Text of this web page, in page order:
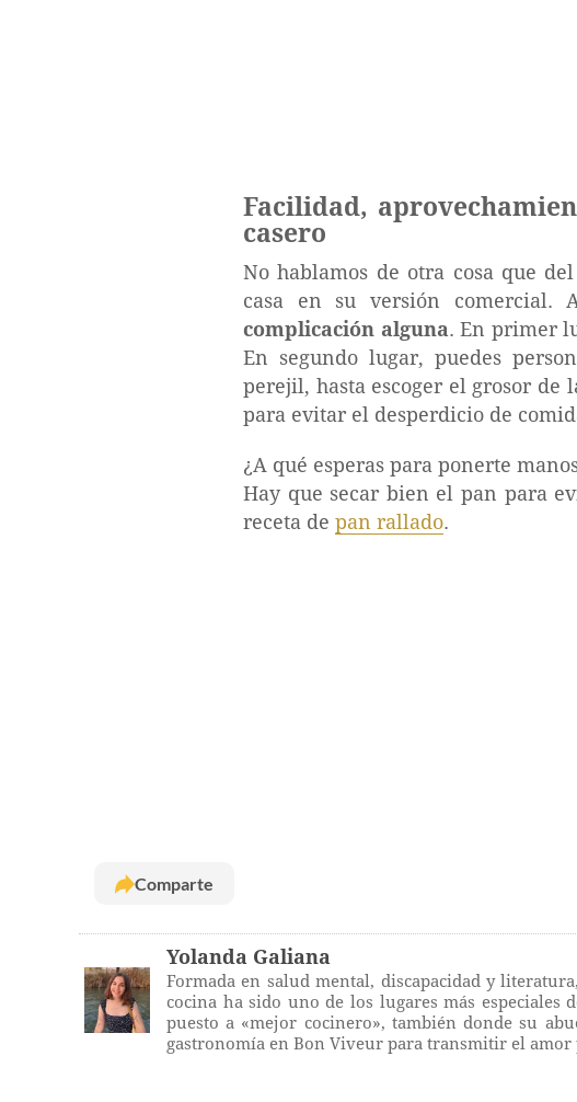
Facilidad,
casero
No hablamos de otra cosa que
casa en su versión comercial.
complicación alguna. En primer
En segundo lugar, puedes
perejil, hasta escoger el grosor de
para evitar el desperdicio de
¿A qué esperas para ponerte
Hay que secar bien el pan para
receta de pan rallado.
Comparte
Yolanda Galiana
Formada en salud mental, discapacidad y
cocina ha sido uno de los lugares más especiales
puesto a «mejor cocinero», también donde su
gastronomía en Bon Viveur para transmitir el